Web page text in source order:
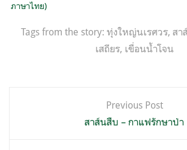
ภาษาไทย)
Tags from the story: ทุ่งใหญ่นเรศวร, สา
เสถียร, เขื่อนน้ำโจน
Previous Post
สาส์นสืบ – กาแฟรักษาป่า